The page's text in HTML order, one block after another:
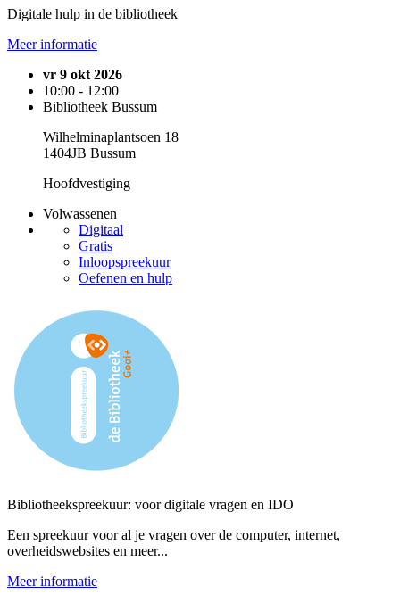
Digitale hulp in de bibliotheek
Meer informatie
vr 9 okt 2026
10:00 - 12:00
Bibliotheek Bussum
Wilhelminaplantsoen 18
1404JB Bussum
Hoofdvestiging
Volwassenen
Digitaal
Gratis
Inloopspreekuur
Oefenen en hulp
Bibliotheekspreekuur: voor digitale vragen en IDO
Een spreekuur voor al je vragen over de computer, internet,
overheidswebsites en meer...
Meer informatie